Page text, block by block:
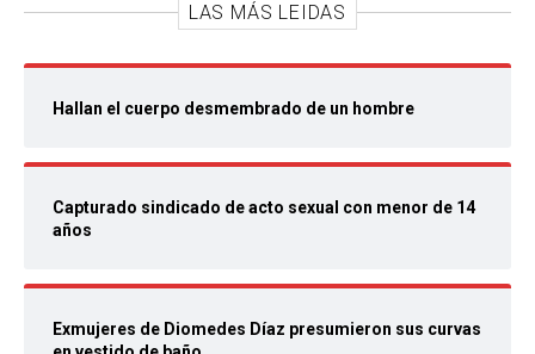
LAS MÁS LEIDAS
Hallan el cuerpo desmembrado de un hombre
Capturado sindicado de acto sexual con menor de 14
años
Exmujeres de Diomedes Díaz presumieron sus curvas